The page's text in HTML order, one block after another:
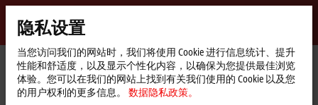
Beckhoff
-
自
动
化
Start
page
公司简介 全球业务 瑞士 Training (German)
隐私设置
当您访问我们的网站时，我们将使用 Cookie 进行信息统计、提升
性能和舒适度，以及显示个性化内容，以确保为您提供最佳浏览
体验。您可以在我们的网站上找到有关我们使用的 Cookie 以及您
的用户权利的更多信息。
数据隐私政策。